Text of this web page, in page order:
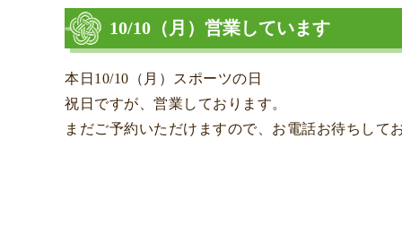
10/10（月）営業しています
本日10/10（月）スポーツの日
祝日ですが、営業しております。
まだご予約いただけますので、お電話お待ちして